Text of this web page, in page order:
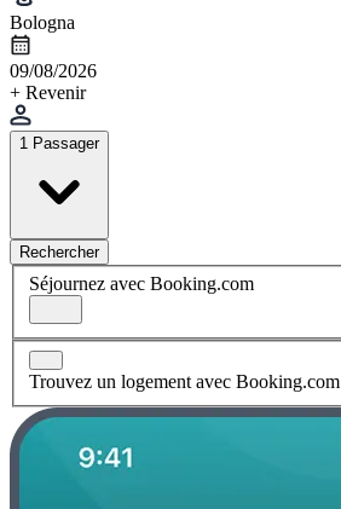
Bologna
09/08/2026
+ Revenir
1 Passager
Rechercher
Séjournez avec Booking.com
Trouvez un logement avec Booking.com